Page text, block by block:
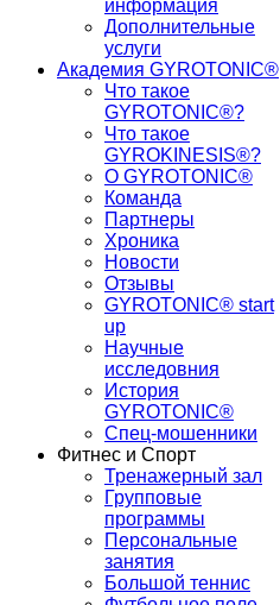
информация
Дополнительные
услуги
Академия GYROTONIC®
Что такое
GYROTONIC®?
Что такое
GYROKINESIS®?
О GYROTONIC®
Команда
Партнеры
Хроника
Новости
Отзывы
GYROTONIC® start
up
Научные
исследовния
История
GYROTONIC®
Спец-мошенники
Фитнес и Спорт
Тренажерный зал
Групповые
программы
Персональные
занятия
Большой теннис